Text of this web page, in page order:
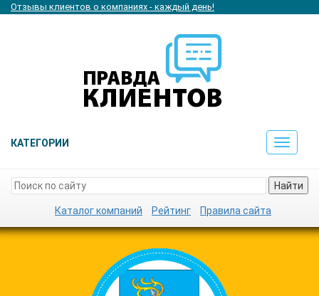
Отзывы клиентов о компаниях - каждый день!
КАТЕГОРИИ
Toggle
Найти
Каталог компаний Рейтинг Правила сайта